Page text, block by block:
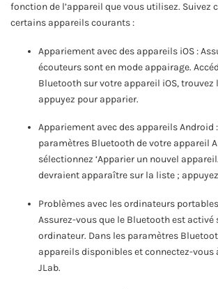
fonction de l’appareil que vous utilisez. Suivez
certains appareils courants :
Appariement avec des appareils iOS :
écouteurs sont en mode appairage.
Bluetooth sur votre appareil iOS, trouvez
appuyez pour apparier.
Appariement avec des appareils Android
paramètres Bluetooth de votre appareil
sélectionnez ‘Apparier un nouvel
devraient apparaître sur la liste ;
Problèmes avec les ordinateurs
Assurez-vous que le Bluetooth est activé
ordinateur. Dans les paramètres
appareils disponibles et connectez-vous
JLab.